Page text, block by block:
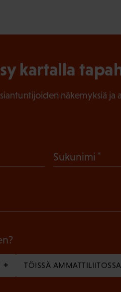
kartalla
näkemyksiä ja
Sukunimi
l
i
TÖISSÄ AMMATTILIITOSSA